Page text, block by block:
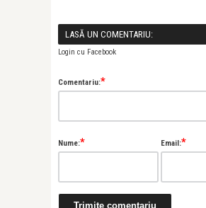
LASĂ UN COMENTARIU:
Login cu Facebook
Comentariu:*
Nume:* Email:*